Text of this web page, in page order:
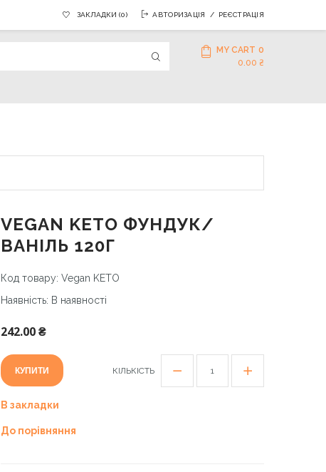
АВТОРИЗАЦІЯ РЕЄСТРАЦІЯ
ЗАКЛАДКИ (0)
MY CART 0
0.00 ₴
VEGAN KETO ФУНДУК/
ВАНІЛЬ 120Г
Код товару: Vegan KETO
Наявність: В наявності
242.00 ₴
КІЛЬКІСТЬ
КУПИТИ
В закладки
До порівняння